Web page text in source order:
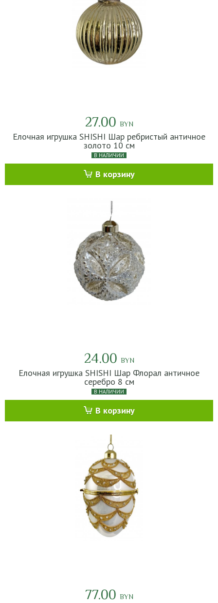
27.00 BYN
Елочная игрушка SHISHI Шар ребристый античное
золото 10 см
В НАЛИЧИИ
В корзину
24.00 BYN
Елочная игрушка SHISHI Шар Флорал античное
серебро 8 см
В НАЛИЧИИ
В корзину
77.00 BYN